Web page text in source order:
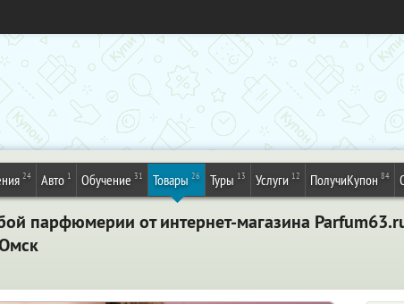
24 Авто 1 Обучение 31 Товары 26 Туры 13 Услуги 12 ПолучиКупон 84
парфюмерии от интернет-магазина